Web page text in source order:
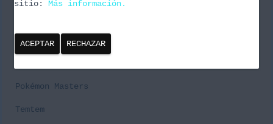
Episodio 3 Naturaleza Urbana
Pokémon Masters
Temtem
sitio: Más información.
ACEPTAR RECHAZAR